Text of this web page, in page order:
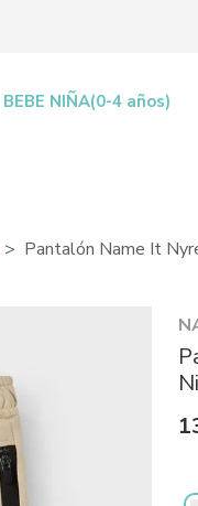
BEBE NIÑA(0-4 años)
Pantalón Name It